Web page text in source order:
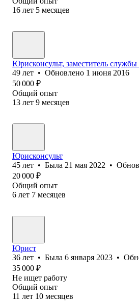
16 лет 5 месяцев
Юрисконсульт, заместитель службы
49 лет • Обновлено 1 июня 2016
50 000 ₽
Общий опыт
13 лет 9 месяцев
Юрисконсульт
45 лет • Была 21 мая 2022 •
20 000 ₽
Общий опыт
6 лет 7 месяцев
Юрист
36 лет • Была 6 января 2023 •
35 000 ₽
Не ищет работу
Общий опыт
11 лет 10 месяцев